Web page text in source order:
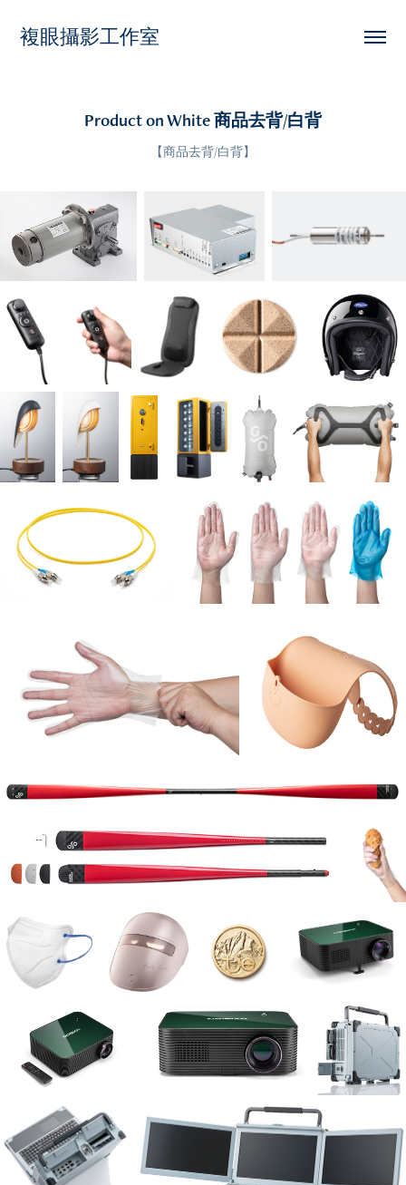
複眼攝影工作室
Product on White 商品去背/白背
【商品去背/白背】